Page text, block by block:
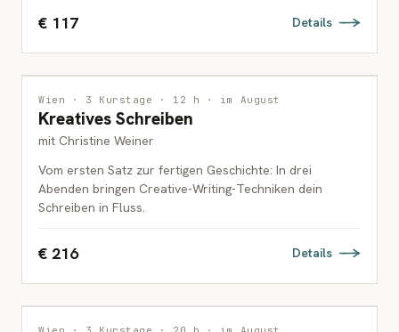
€ 117 Details
INTERDISZIPLINÄR
ERWACHSENE
Wien · 3 Kurstage · 12 h · im August
Kreatives Schreiben
mit Christine Weiner
Vom ersten Satz zur fertigen Geschichte: In drei
Abenden bringen Creative-Writing-Techniken dein
Schreiben in Fluss.
€ 216 Details
INTERDISZIPLINÄR